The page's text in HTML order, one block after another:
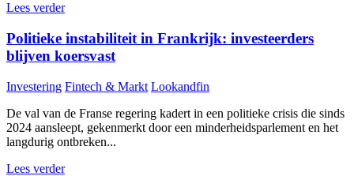
Lees verder
Politieke instabiliteit in Frankrijk: investeerders
blijven koersvast
Investering Fintech & Markt Lookandfin
De val van de Franse regering kadert in een politieke crisis die sinds
2024 aansleept, gekenmerkt door een minderheidsparlement en het
langdurig ontbreken...
Lees verder